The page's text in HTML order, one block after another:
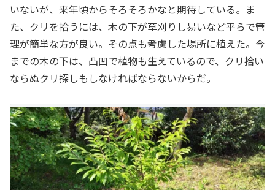
いないが、来年頃からそろそろかなと期待している。ま
た、クリを拾うには、木の下が草刈りし易いなど平らで管
理が簡単な方が良い。その点も考慮した場所に植えた。今
までの木の下は、凸凹で植物も生えているので、クリ拾い
ならぬクリ探しもしなければならないからだ。